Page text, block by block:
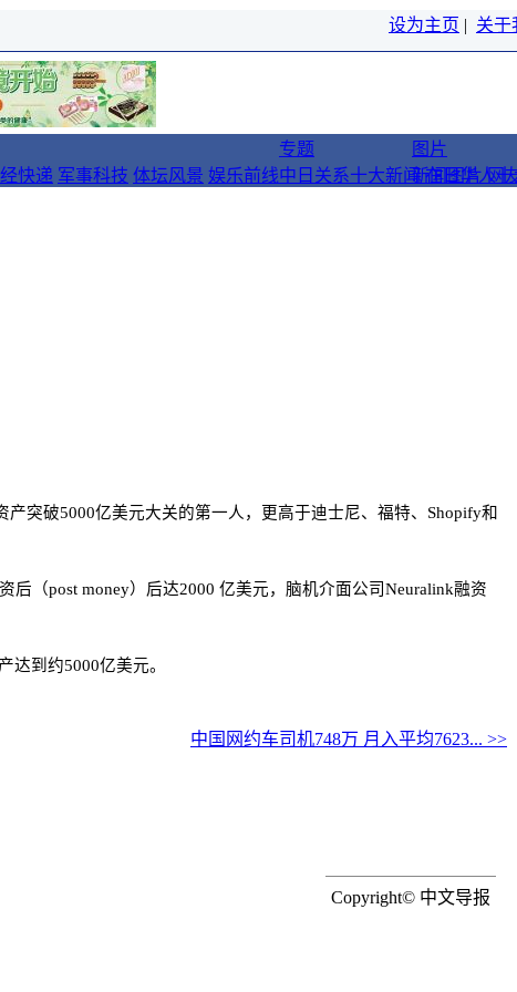
设为主页 | 关于
快递 军事科技 体坛风景 娱乐前线
专题
中日关系十大新闻 在日华人
图片
新闻图片 网
突破5000亿美元大关的第一人，更高于迪士尼、福特、Shopify和
（post money）后达2000 亿美元，脑机介面公司Neuralink融资
到约5000亿美元。
中国网约车司机748万 月入平均7623... >>
Copyright© 中文导报